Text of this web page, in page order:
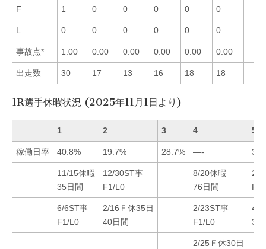
F 1 0 0 0 0 0
L 0 0 0 0 0 0
事故点* 1.00 0.00 0.00 0.00 0.00 0.00
出走数 30 17 13 16 18 18
1R選手休暇状況 (2025年11月1日より)
1 2 3 4 5
稼働日率 40.8% 19.7% 28.7% —-
11/15休暇
35日間
12/30ST事
F1/L0
8/20休暇
76日間
2/
F1/
6/6ST事
F1/L0
2/16Ｆ休35日
40日間
2/23ST事
F1/L0
4/4
34
2/25Ｆ休30日